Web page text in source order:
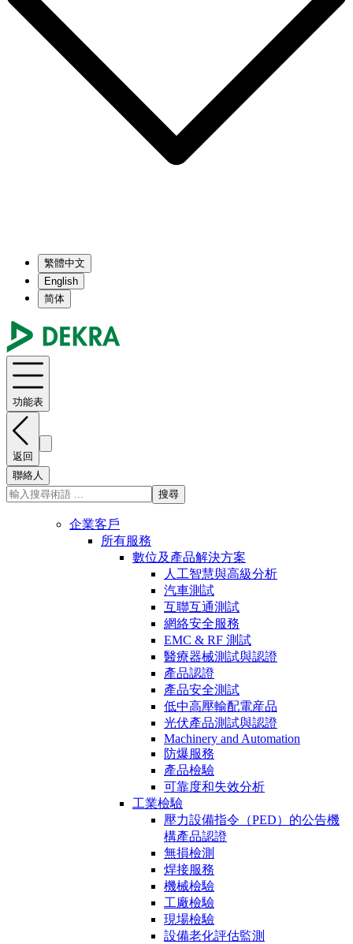
繁體中文
English
简体
功能表
返回
聯絡人
搜尋
企業客戶
所有服務
數位及產品解決方案
人工智慧與高級分析
汽車測試
互聯互通測試
網絡安全服務
EMC & RF 測試
醫療器械測試與認證
產品認證
產品安全測試
低中高壓輸配電産品
光伏產品測試與認證
Machinery and Automation
防爆服務
產品檢驗
可靠度和失效分析
工業檢驗
壓力設備指令（PED）的公告機
構產品認證
無損檢測
焊接服務
機械檢驗
工廠檢驗
現場檢驗
設備老化評估監測